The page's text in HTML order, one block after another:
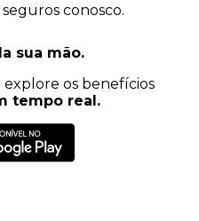
conosco.
sua mão.
explore os benefícios
tempo real.